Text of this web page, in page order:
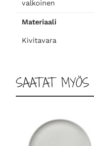
e
t
valkoinen
Materiaali
Kivitavara
SAATAT